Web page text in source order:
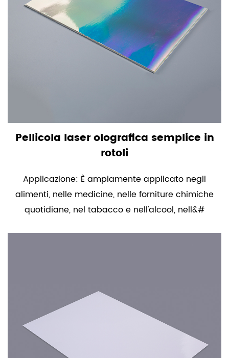
Pellicola laser olografica semplice in
rotoli
Applicazione: È ampiamente applicato negli
alimenti, nelle medicine, nelle forniture chimiche
quotidiane, nel tabacco e nell'alcool, nell&#